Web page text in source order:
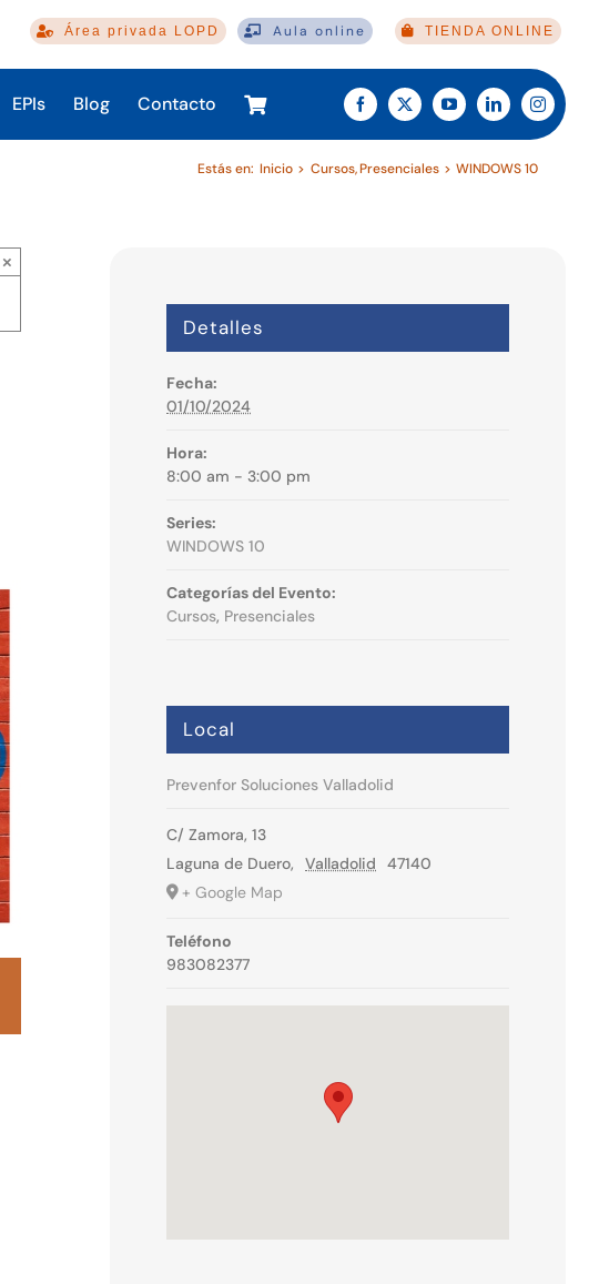
Área privada LOPD Aula online TIENDA ONLINE
EPIs Blog Contacto
Estás en: Inicio Cursos Presenciales WINDOWS 10
×
Detalles
Fecha:
01/10/2024
Hora:
8:00 am - 3:00 pm
Series:
WINDOWS 10
Categorías del Evento:
Cursos, Presenciales
Local
Prevenfor Soluciones Valladolid
C/ Zamora, 13
Laguna de Duero, Valladolid
47140
+ Google Map
Teléfono
983082377